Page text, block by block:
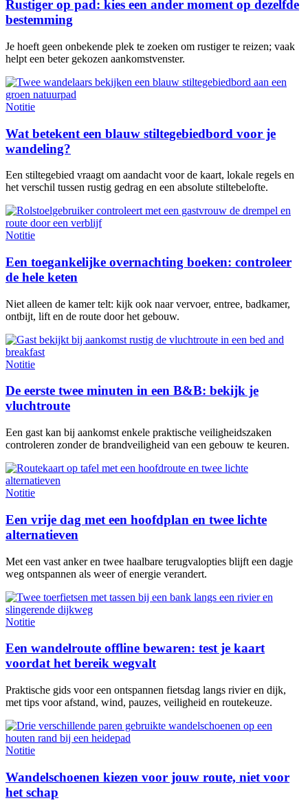
Rustiger op pad: kies een ander moment op dezelfde
bestemming
Je hoeft geen onbekende plek te zoeken om rustiger te reizen; vaak
helpt een beter gekozen aankomstvenster.
Notitie
Wat betekent een blauw stiltegebiedbord voor je
wandeling?
Een stiltegebied vraagt om aandacht voor de kaart, lokale regels en
het verschil tussen rustig gedrag en een absolute stiltebelofte.
Notitie
Een toegankelijke overnachting boeken: controleer
de hele keten
Niet alleen de kamer telt: kijk ook naar vervoer, entree, badkamer,
ontbijt, lift en de route door het gebouw.
Notitie
De eerste twee minuten in een B&B: bekijk je
vluchtroute
Een gast kan bij aankomst enkele praktische veiligheidszaken
controleren zonder de brandveiligheid van een gebouw te keuren.
Notitie
Een vrije dag met een hoofdplan en twee lichte
alternatieven
Met een vast anker en twee haalbare terugvalopties blijft een dagje
weg ontspannen als weer of energie verandert.
Notitie
Een wandelroute offline bewaren: test je kaart
voordat het bereik wegvalt
Praktische gids voor een ontspannen fietsdag langs rivier en dijk,
met tips voor afstand, wind, pauzes, veiligheid en routekeuze.
Notitie
Wandelschoenen kiezen voor jouw route, niet voor
het schap